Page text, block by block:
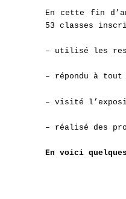
En cette fin
53 classes
– utilisé les
– répondu à tout
– visité
– réalisé des
En voici quelques